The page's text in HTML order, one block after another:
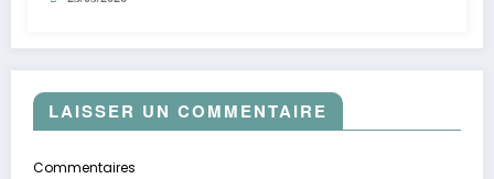
LAISSER UN COMMENTAIRE
Commentaires